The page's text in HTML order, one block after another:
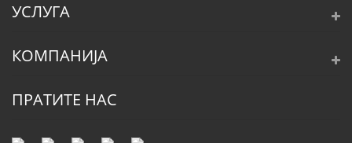
УСЛУГА
КОМПАНИЈА
ПРАТИТЕ НАС